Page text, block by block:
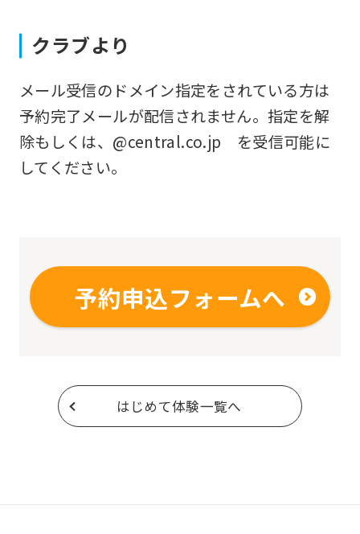
クラブより
メール受信のドメイン指定をされている方は
予約完了メールが配信されません。指定を解
除もしくは、@central.co.jp を受信可能に
してください。
予約申込フォームへ
はじめて体験一覧へ
content.
We
ask
this
before
using
Automatic